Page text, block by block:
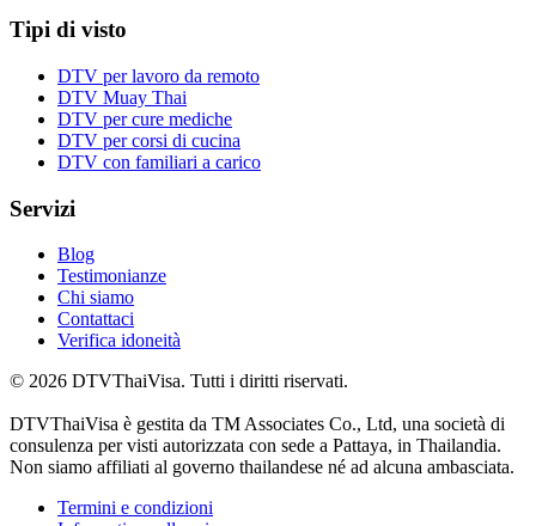
Tipi di visto
DTV per lavoro da remoto
DTV Muay Thai
DTV per cure mediche
DTV per corsi di cucina
DTV con familiari a carico
Servizi
Blog
Testimonianze
Chi siamo
Contattaci
Verifica idoneità
© 2026 DTVThaiVisa. Tutti i diritti riservati.
DTVThaiVisa è gestita da TM Associates Co., Ltd, una società di
consulenza per visti autorizzata con sede a Pattaya, in Thailandia.
Non siamo affiliati al governo thailandese né ad alcuna ambasciata.
Termini e condizioni